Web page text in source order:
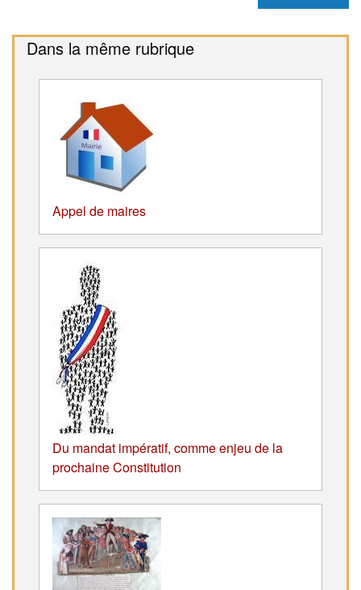
Dans la même rubrique
Appel de maires
Du mandat impératif, comme enjeu de la
prochaine Constitution